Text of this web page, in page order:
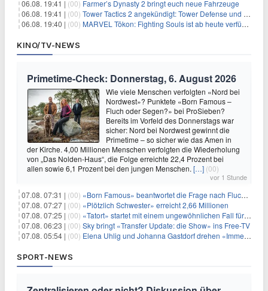
06.08. 19:41 | (00) Farmer’s Dynasty 2 bringt euch neue Fahrzeuge
06.08. 19:41 | (00) Tower Tactics 2 angekündigt: Tower Defense und Deckbuilding Kombo kehrt zurück
06.08. 19:40 | (00) MARVEL Tōkon: Fighting Souls ist ab heute verfügbar
KINO/TV-NEWS
Primetime-Check: Donnerstag, 6. August 2026
Wie viele Menschen verfolgten «Nord bei
Nordwest»? Punktete «Born Famous –
Fluch oder Segen?» bei ProSieben?
Bereits im Vorfeld des Donnerstags war
sicher: Nord bei Nordwest gewinnt die
Primetime – so sicher wie das Amen in
der Kirche. 4,00 Millionen Menschen verfolgten die Wiederholung
von „Das Nolden-Haus“, die Folge erreichte 22,4 Prozent bei
allen sowie 6,1 Prozent bei den jungen Menschen. […] (00)
vor 1 Stunde
07.08. 07:31 | (00) «Born Famous» beantwortet die Frage nach Fluch oder Segen
07.08. 07:27 | (00) «Plötzlich Schwester» erreicht 2,66 Millionen
07.08. 07:25 | (00) «Tatort» startet mit einem ungewöhnlichen Fall für Charlotte Lindholm
07.08. 06:23 | (00) Sky bringt «Transfer Update: die Show» ins Free-TV
07.08. 05:54 | (00) Elena Uhlig und Johanna Gastdorf drehen «Immer fehlt was»
SPORT-NEWS